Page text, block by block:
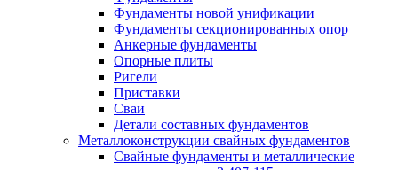
Фундаменты новой унификации
Фундаменты секционированных опор
Анкерные фундаменты
Опорные плиты
Ригели
Приставки
Сваи
Детали составных фундаментов
Металлоконструкции свайных фундаментов
Свайные фундаменты и металлические